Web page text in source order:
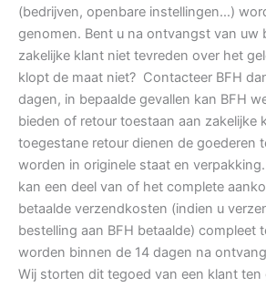
(bedrijven, openbare instellingen…)
genomen. Bent u na ontvangst van uw
zakelijke klant niet tevreden over het
klopt de maat niet? Contacteer BFH
dagen, in bepaalde gevallen kan BFH
bieden of retour toestaan aan zakelijke
toegestane retour dienen de goederen
worden in originele staat en
kan een deel van of het complete
betaalde verzendkosten (indien u
bestelling aan BFH betaalde) compleet
worden binnen de 14 dagen na
Wij storten dit tegoed van een klant ten